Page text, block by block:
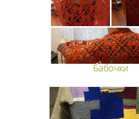
Бабочки